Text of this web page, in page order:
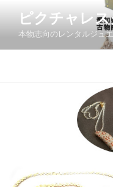
ン
ピクチャレ
本物志向のレンタルジュ